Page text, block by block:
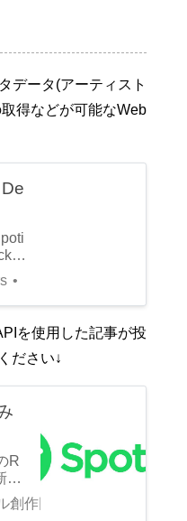
データ(アーティスト
得などが可能なWeb
o
を使用した記事が投
ださい↓
R
歓
の
創作同好会traP